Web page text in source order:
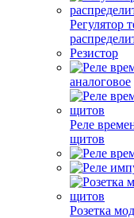
Регулятор
Резистор
аналоговое
Реле
щитов
Розетка